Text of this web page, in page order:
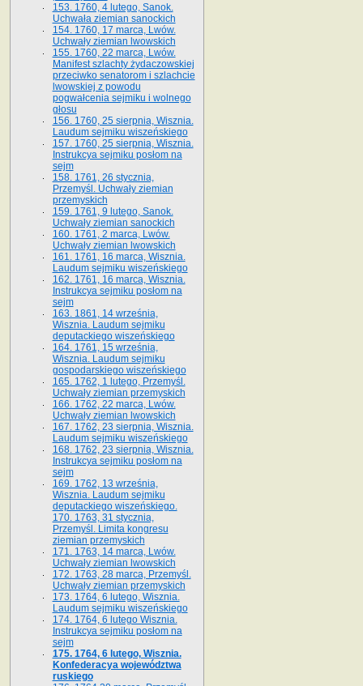
153. 1760, 4 lutego, Sanok.
Uchwała ziemian sanockich
154. 1760, 17 marca, Lwów.
Uchwały ziemian lwowskich
155. 1760, 22 marca, Lwów.
Manifest szlachty żydaczowskiej
przeciwko senatorom i szlachcie
lwowskiej z po­wodu
pogwałcenia sejmiku i wolnego
głosu
156. 1760, 25 sierpnia, Wisznia.
Laudum sejmiku wiszeńskiego
157. 1760, 25 sierpnia, Wisznia.
Instrukcya sejmiku posłom na
sejm
158. 1761, 26 stycznia,
Przemyśl. Uchwały ziemian
przemyskich
159. 1761, 9 lutego, Sanok.
Uchwały ziemian sanockich
160. 1761, 2 marca, Lwów.
Uchwały ziemian lwowskich
161. 1761, 16 marca, Wisznia.
Laudum sejmiku wiszeńskiego
162. 1761, 16 marca, Wisznia.
Instrukcya sejmiku posłom na
sejm
163. 1861, 14 września,
Wisznia. Laudum sejmiku
deputackiego wiszeńskiego
164. 1761, 15 września,
Wisznia. Laudum sejmiku
gospodarskiego wiszeńskiego
165. 1762, 1 lutego, Przemyśl.
Uchwały ziemian przemyskich
166. 1762, 22 marca, Lwów.
Uchwały ziemian lwowskich
167. 1762, 23 sierpnia, Wisznia.
Laudum sejmiku wiszeńskiego
168. 1762, 23 sierpnia, Wisznia.
Instrukcya sejmiku posłom na
sejm
169. 1762, 13 września,
Wisznia. Laudum sejmiku
deputackiego wiszeńskiego.
170. 1763, 31 stycznia,
Przemyśl. Limita kongresu
ziemian przemyskich
171. 1763, 14 marca, Lwów.
Uchwały ziemian lwowskich
172. 1763, 28 marca, Przemyśl.
Uchwały ziemian przemyskich
173. 1764, 6 lutego, Wisznia.
Laudum sejmiku wiszeńskiego
174. 1764, 6 lutego Wisznia.
Instrukcya sejmiku posłom na
sejm
175. 1764, 6 lutego, Wisznia.
Konfederacya województwa
ruskiego